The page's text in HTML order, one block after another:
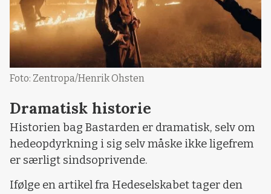
Foto: Zentropa/Henrik Ohsten
Dramatisk historie
Historien bag Bastarden er dramatisk, selv om
hedeopdyrkning i sig selv måske ikke ligefrem
er særligt sindsoprivende.
Ifølge en artikel fra Hedeselskabet tager den